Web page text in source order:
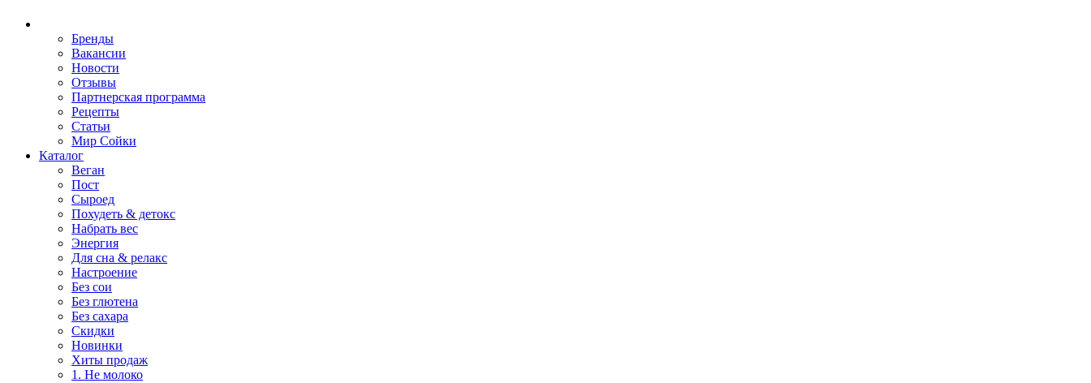
Бренды
Вакансии
Новости
Отзывы
Партнерская программа
Рецепты
Статьи
Мир Сойки
Каталог
Веган
Пост
Сыроед
Похудеть & детокс
Набрать вес
Энергия
Для сна & релакс
Настроение
Без сои
Без глютена
Без сахара
Скидки
Новинки
Хиты продаж
1. Не молоко